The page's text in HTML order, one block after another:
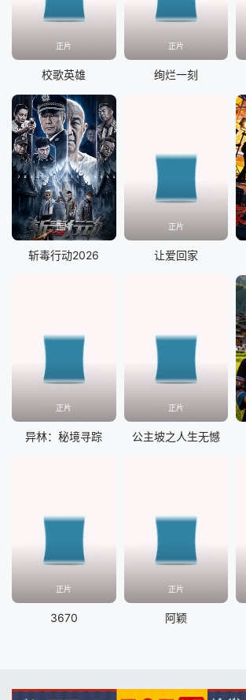
正片
校歌英雄
正片
绚烂一刻
正片
斩毒行动2026
正片
让爱回家
正片
异林：秘境寻踪
正片
公主坡之人生无憾
正片
3670
正片
阿颖
RSS Baidu Google 底部反馈